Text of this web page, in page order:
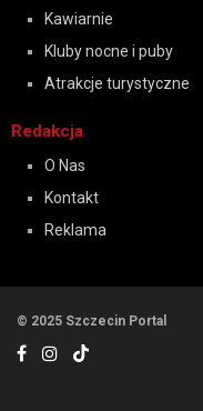
Kawiarnie
Kluby nocne i puby
Atrakcje turystyczne
Redakcja
O Nas
Kontakt
Reklama
© 2025 Szczecin Portal